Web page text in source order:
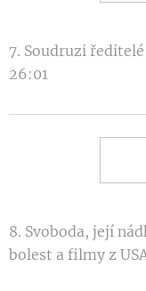
7. Soudruzi
26:01
8. Svoboda, její
bolest a filmy z